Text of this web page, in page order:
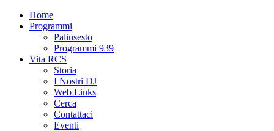
Home
Programmi
Palinsesto
Programmi 939
Vita RCS
Storia
I Nostri DJ
Web Links
Cerca
Contattaci
Eventi